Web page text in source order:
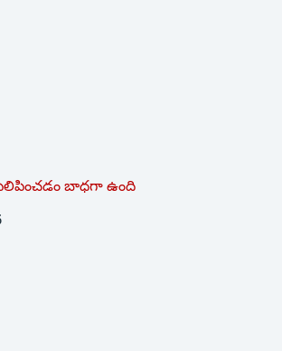
పిలిపించడం బాధగా ఉంది